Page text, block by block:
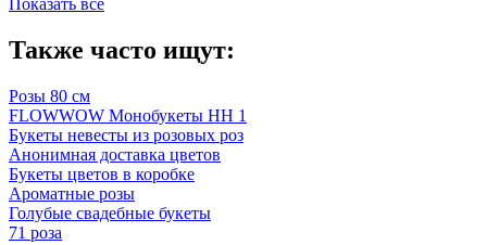
Показать все
Также часто ищут:
Розы 80 см
FLOWWOW Монобукеты НН 1
Букеты невесты из розовых роз
Анонимная доставка цветов
Букеты цветов в коробке
Ароматные розы
Голубые свадебные букеты
71 роза